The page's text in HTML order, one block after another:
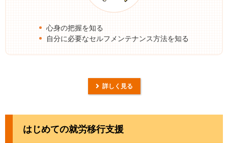
心身の把握を知る
自分に必要なセルフメンテナンス方法を知る
詳しく見る
はじめての就労移行支援